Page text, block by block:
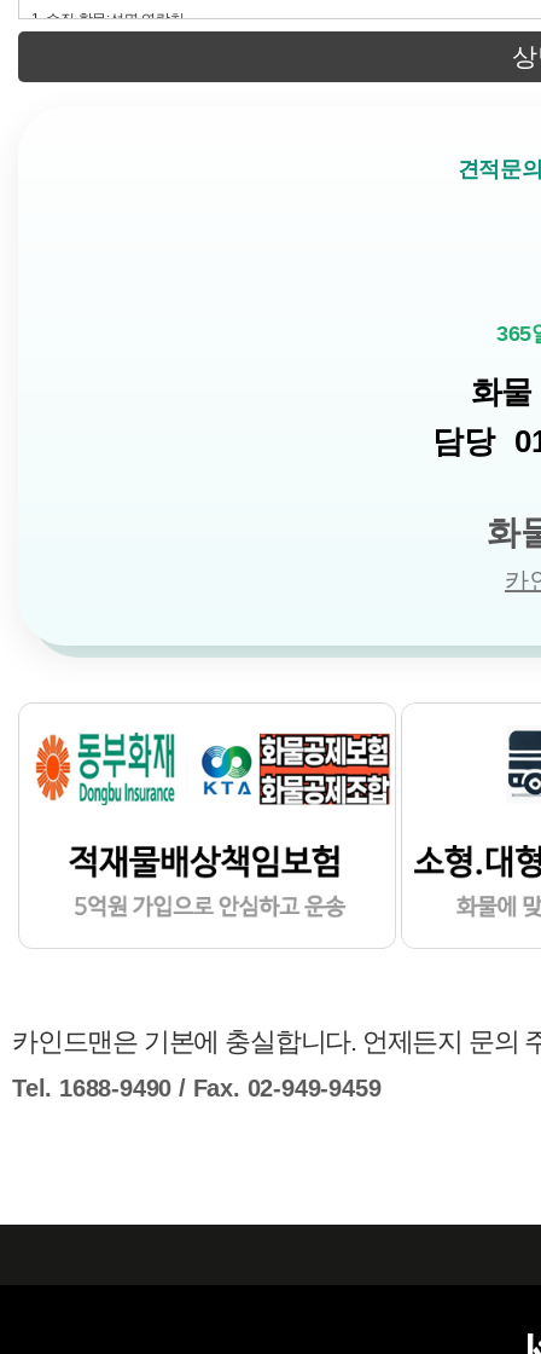
1. 수집 항목:성명,연락처
견적문
365
화물
담당
화
카
카인드맨은 기본에 충실합니다. 언제든지 문의
Tel. 1688-9490 / Fax. 02-949-9459